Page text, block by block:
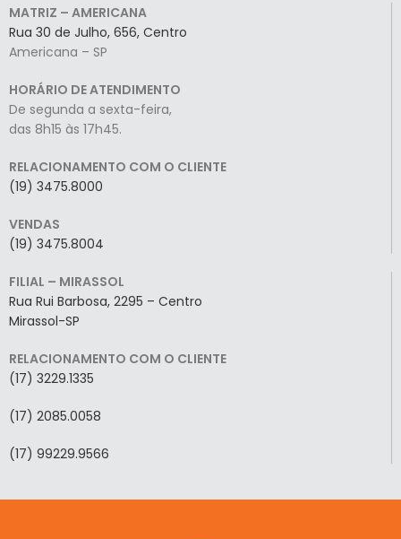
MATRIZ – AMERICANA
Rua 30 de Julho, 656, Centro
Americana – SP
HORÁRIO DE ATENDIMENTO
De segunda a sexta-feira,
das 8h15 às 17h45.
RELACIONAMENTO COM O CLIENTE
(19) 3475.8000
VENDAS
(19) 3475.8004
FILIAL – MIRASSOL
Rua Rui Barbosa, 2295 – Centro
Mirassol-SP
RELACIONAMENTO COM O CLIENTE
(17) 3229.1335
(17) 2085.0058
(17) 99229.9566